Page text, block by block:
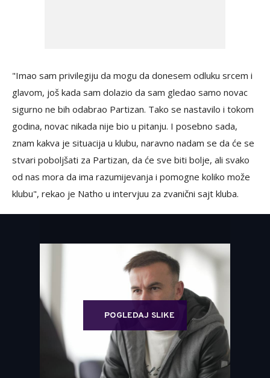
"Imao sam privilegiju da mogu da donesem odluku srcem i
glavom, još kada sam dolazio da sam gledao samo novac
sigurno ne bih odabrao Partizan. Tako se nastavilo i tokom
godina, novac nikada nije bio u pitanju. I posebno sada,
znam kakva je situacija u klubu, naravno nadam se da će se
stvari poboljšati za Partizan, da će sve biti bolje, ali svako
od nas mora da ima razumijevanja i pomogne koliko može
klubu", rekao je Natho u intervjuu za zvanični sajt kluba.
POGLEDAJ SLIKE